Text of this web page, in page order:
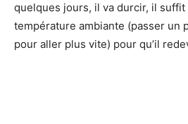
quelques jours, il va durcir, il suffit
température ambiante (passer un
pour aller plus vite) pour qu’il